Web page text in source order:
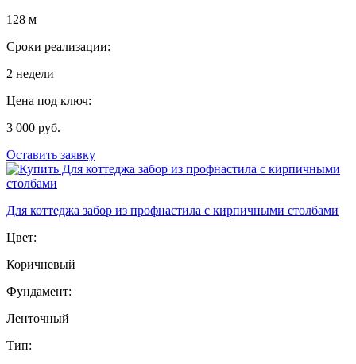
128 м
Сроки реализации:
2 недели
Цена под ключ:
3 000 руб.
Оставить заявку
Для коттеджа забор из профнастила с кирпичными столбами
Цвет:
Коричневый
Фундамент:
Ленточный
Тип: